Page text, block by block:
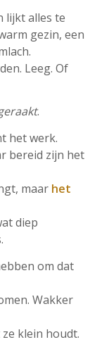
lijkt alles te
gezin, een
Leeg. Of
.
het werk.
bereid zijn het
maar het
diep
om dat
Wakker
klein houdt.